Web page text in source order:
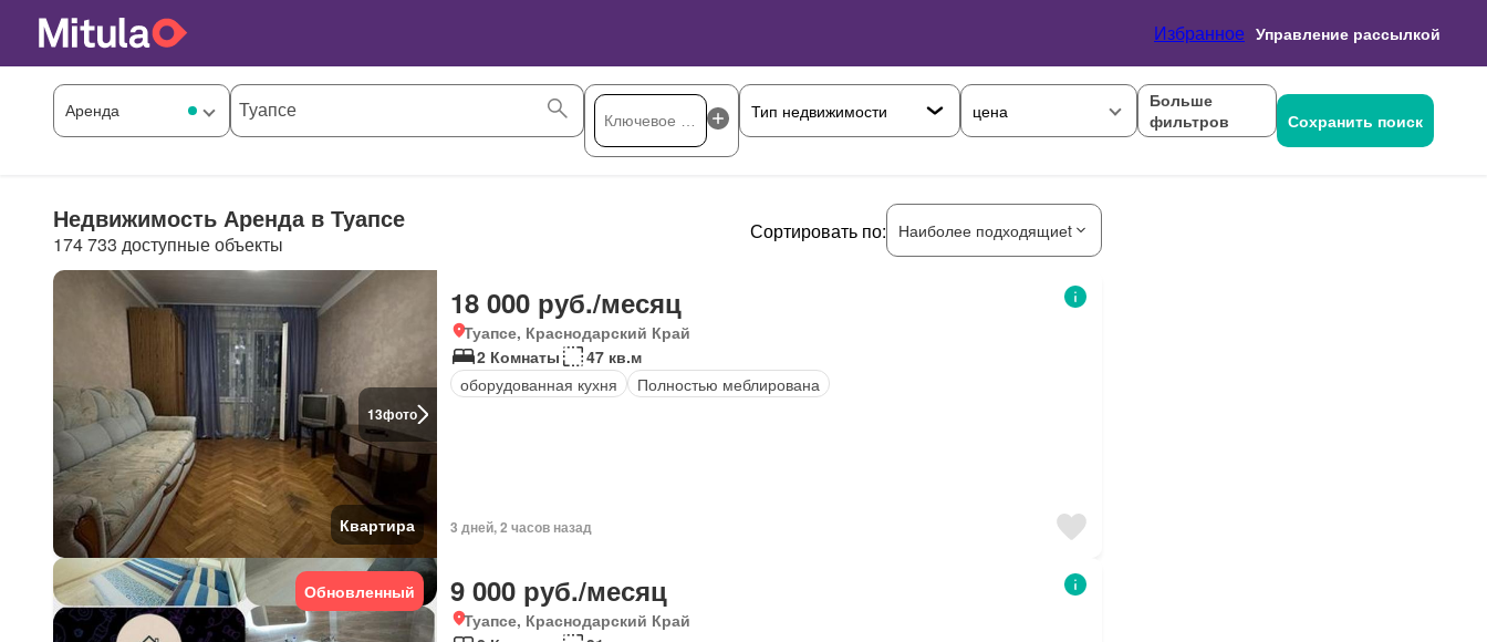
Избранное Управление рассылкой
цена
Больше
фильтров
Сохранить поиск
Недвижимость Аренда в Туапсе
174 733 доступные объекты
Сортировать по: Наиболее подходящиеt
13фото
Квартира
18 000 руб./месяц
Туапсе, Краснодарский Край
2 Комнаты
47 кв.м
оборудованная кухня
Полностью меблирована
3 дней, 2 часов назад
Обновленный 9 000 руб./месяц
Туапсе, Краснодарский Край